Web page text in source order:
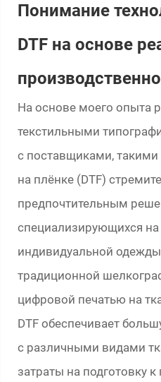
Понимание
DTF на основе
На основе моего опыта
текстильными
с поставщиками, такими
на плёнке (DTF)
предпочтительным
специализирующихся на
индивидуальной
традиционной
цифровой печатью на
DTF обеспечивает
с различными видами
затраты на подготовку к